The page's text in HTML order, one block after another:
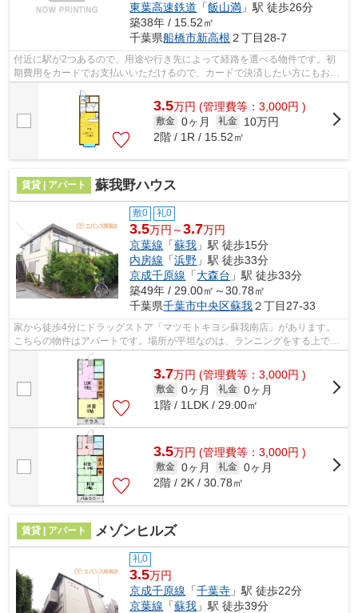
東葉高速鉄道 「飯山満 」駅 徒歩26分
築38年 / 15.52㎡
千葉県船橋市新高根 ２丁目28-7
付近に駅が2つあるので、用途や行き先によって経路を選べる物件です。初
期費用をカードでお支払いいただけるので、カードで決済したい方にもおす
3.5万円 (管理費等：3,000円 )
敷金 0ヶ月 礼金
10万円
2階 / 1R / 15.52㎡
賃貸 | アパート 蘇我野ハウス
敷0 礼0
3.5万円～3.7万円
京葉線 「蘇我 」駅 徒歩15分
内房線 「浜野 」駅 徒歩33分
京成千原線 「大森台 」駅 徒歩33分
築49年 / 29.00㎡～30.78㎡
千葉県千葉市中央区蘇我２丁目27-33
家から徒歩4分にドラッグストア「マツモトキヨシ蘇我南店」があります。
こちらの物件はアパートです。場所が平坦なのは、ランニングをする上で抑
えたいポイントですね。当社イチオシの...
3.7万円 (管理費等：3,000円 )
敷金 0ヶ月 礼金 0ヶ月
1階 / 1LDK / 29.00㎡
3.5万円 (管理費等：3,000円 )
敷金 0ヶ月 礼金 0ヶ月
2階 / 2K / 30.78㎡
賃貸 | アパート メゾンヒルズ
礼0
3.5万円
京成千原線 「千葉寺 」駅 徒歩22分
京葉線 「蘇我 」駅 徒歩39分